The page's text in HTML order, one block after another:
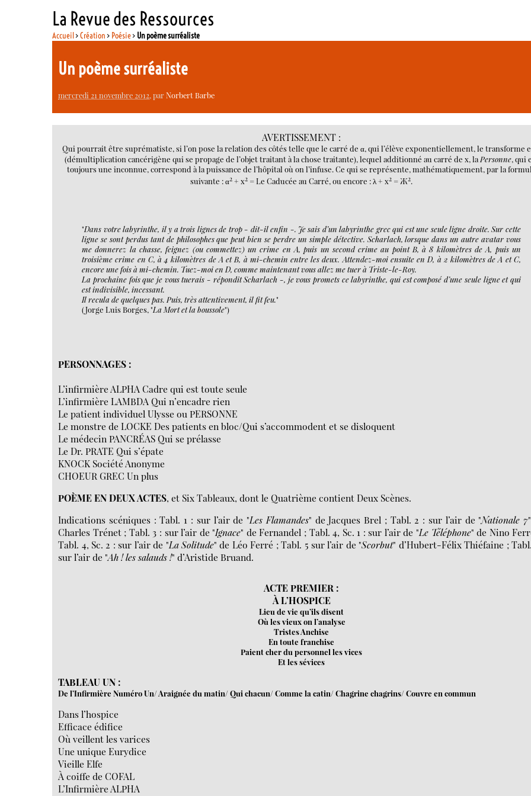
La Revue des Ressources
Accueil>Création > Poésie> Un poème surréaliste
Un poème surréaliste
mercredi 21 novembre 2012, parNorbert Barbe
AVERTISSEMENT :
Qui pourrait être suprématiste, si l’on pose la relation des côtés telle que le carré de α, qui l’élève exponentiellement, le transforme
(démultiplication cancérigène qui se propage de l’objet traitant à la chose traitante), lequel additionné au carré de x, la Personne, qui
toujours une inconnue, correspond à la puissance de l’hôpital où on l’infuse. Ce qui se représente, mathématiquement, par la
suivante : α2 + x2 = Le Caducée au Carré, ou encore : λ + x2 = Ж2.
"Dans votre labyrinthe, il y a trois lignes de trop - dit-il enfin -. Je sais d’un labyrinthe grec qui est une seule ligne droite. Sur cette
ligne se sont perdus tant de philosophes que peut bien se perdre un simple détective. Scharlach, lorsque dans un autre avatar vous
me donnerez la chasse, feignez (ou commettez) un crime en A, puis un second crime au point B, à 8 kilomètres de A, puis un
troisième crime en C, à 4 kilomètres de A et B, à mi-chemin entre les deux. Attendez-moi ensuite en D, à 2 kilomètres de A et C,
encore une fois à mi-chemin. Tuez-moi en D, comme maintenant vous allez me tuer à Triste-le-Roy.
La prochaine fois que je vous tuerais - répondit Scharlach -, je vous promets ce labyrinthe, qui est composé d’une seule ligne et qui
est indivisible, incessant.
Il recula de quelques pas. Puis, très attentivement, il fit feu."
(Jorge Luis Borges, "La Mort et la boussole")
PERSONNAGES :
L’infirmière ALPHA Cadre qui est toute seule
L’infirmière LAMBDA Qui n’encadre rien
Le patient individuel Ulysse ou PERSONNE
Le monstre de LOCKE Des patients en bloc/Qui s’accommodent et se disloquent
Le médecin PANCRÉAS Qui se prélasse
Le Dr. PRATE Qui s’épate
KNOCK Société Anonyme
CHOEUR GREC Un plus
POÈME EN DEUX ACTES, et Six Tableaux, dont le Quatrième contient Deux Scènes.
Indications scéniques : Tabl. 1 : sur l’air de "Les Flamandes" de Jacques Brel ; Tabl. 2 : sur l’air de "Nationale 7
Charles Trénet ; Tabl. 3 : sur l’air de "Ignace" de Fernandel ; Tabl. 4, Sc. 1 : sur l’air de "Le Téléphone" de Nino
Tabl. 4, Sc. 2 : sur l’air de "La Solitude" de Léo Ferré ; Tabl. 5 sur l’air de "Scorbut" d’Hubert-Félix Thiéfaine ;
sur l’air de "Ah ! les salauds !" d’Aristide Bruand.
ACTE PREMIER :
À L’HOSPICE
Lieu de vie qu’ils disent
Où les vieux on l’analyse
Tristes Anchise
En toute franchise
Paient cher du personnel les vices
Et les sévices
TABLEAU UN :
De l’Infirmière Numéro Un/ Araignée du matin/ Qui chacun/ Comme la catin/ Chagrine chagrins/ Couvre en commun
Dans l’hospice
Efficace édifice
Où veillent les varices
Une unique Eurydice
Vieille Elfe
À coiffe de COFAL
L’Infirmière ALPHA